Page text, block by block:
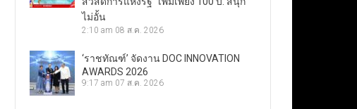
ไม่อั้น
2:10 am 08 ส.ค. 2026
‘ราชทัณฑ์’ จัดงาน DOC INNOVATION
AWARDS 2026
9:17 am 07 ส.ค. 2026